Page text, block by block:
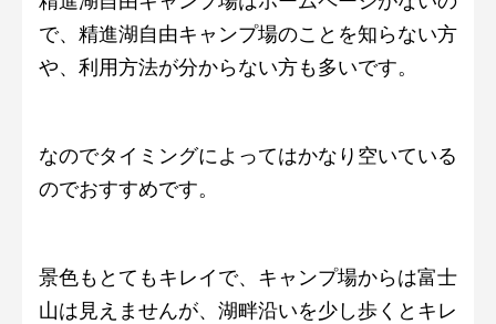
で、精進湖自由キャンプ場のことを知らない方
や、利用方法が分からない方も多いです。
なのでタイミングによってはかなり空いている
のでおすすめです。
景色もとてもキレイで、キャンプ場からは富士
山は見えませんが、湖畔沿いを少し歩くとキレ